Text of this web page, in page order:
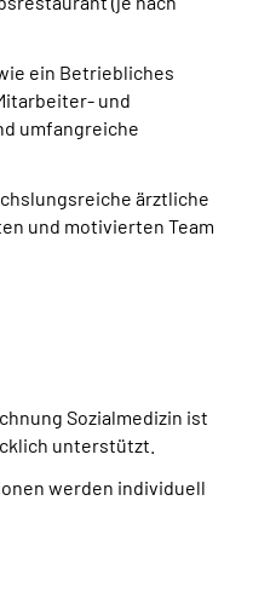
ein Betriebliches
und
umfangreiche
ärztliche
und motivierten Team
Sozialmedizin ist
unterstützt.
werden individuell